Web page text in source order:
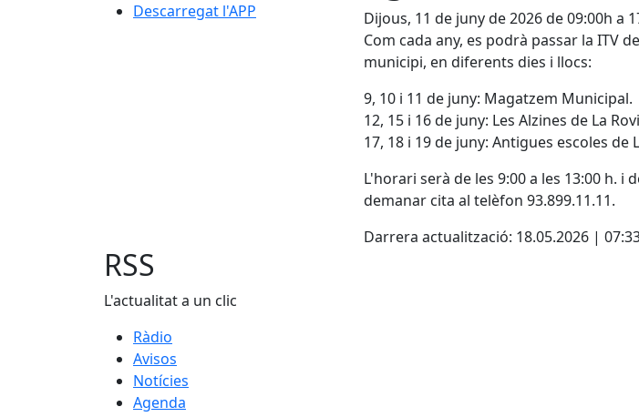
Descarregat l'APP
Dijous, 11 de juny de 2026 de 09:00h a
Com cada any, es podrà passar la ITV
municipi, en diferents dies i llocs:
9, 10 i 11 de juny: Magatzem Municipal.
12, 15 i 16 de juny: Les Alzines de La
17, 18 i 19 de juny: Antigues escoles de
L'horari serà de les 9:00 a les 13:00 h. i
demanar cita al telèfon 93.899.11.11.
Darrera actualització: 18.05.2026 |
RSS
L'actualitat a un clic
Ràdio
Avisos
Notícies
Agenda